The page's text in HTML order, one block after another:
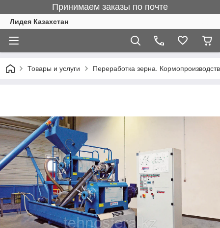
Принимаем заказы по почте
Лидея Казахстан
Товары и услуги Переработка зерна.